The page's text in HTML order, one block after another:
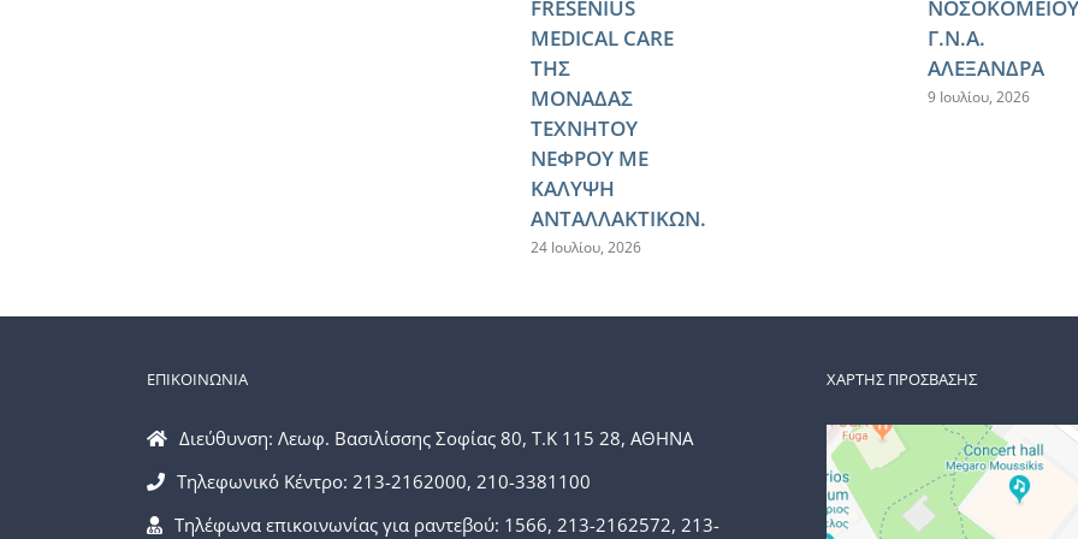
FRESENIUS
MEDICAL CARE
ΤΗΣ
ΜΟΝΑΔΑΣ
ΤΕΧΝΗΤΟΥ
ΝΕΦΡΟΥ ΜΕ
ΚΑΛΥΨΗ
ΑΝΤΑΛΛΑΚΤΙΚΩΝ.
24 Ιουλίου, 2026
ΝΟΣΟΚΟΜΕΙΟΥ
Γ.Ν.Α.
ΑΛΕΞΑΝΔΡΑ
9 Ιουλίου, 2026
ΕΠΙΚΟΙΝΩΝΙΑ
Διεύθυνση: Λεωφ. Βασιλίσσης Σοφίας 80, Τ.Κ 115 28, ΑΘΗΝΑ
Τηλεφωνικό Κέντρο: 213-2162000, 210-3381100
Τηλέφωνα επικοινωνίας για ραντεβού: 1566, 213-2162572, 213-
ΧΑΡΤΗΣ ΠΡΟΣΒΑΣΗΣ